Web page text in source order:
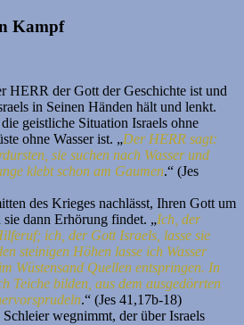
Kampf
HERR der Gott der Geschichte ist und
in Seinen Händen hält und lenkt.
geistliche Situation Israels ohne
ohne Wasser ist. „Der HERR sagt:
sie suchen nach Wasser und
klebt schon am Gaumen.“ (Jes
des Krieges nachlässt, Ihren Gott um
dann Erhörung findet. „Ich, der
ich, der Gott Israels, lasse sie
steinigen Höhen lasse ich Wasser
Wüstensand Quellen entspringen. In
Teiche bilden, aus dem ausgedörrten
.“ (Jes 41,17b-18)
wegnimmt, der über Israels